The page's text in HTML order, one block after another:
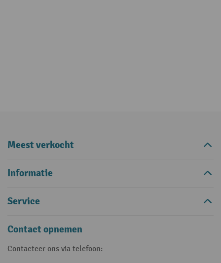
Meest verkocht
Informatie
Service
Contact opnemen
Contacteer ons via telefoon: